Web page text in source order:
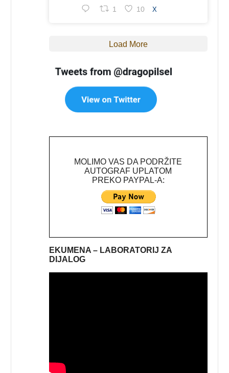
1 10 X
Load More
MOLIMO VAS DA PODRŽITE
AUTOGRAF UPLATOM
PREKO PAYPAL-A:
EKUMENA – LABORATORIJ ZA
DIJALOG